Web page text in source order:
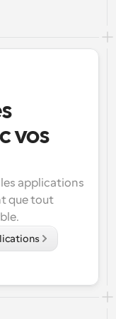
vos
applications
que tout